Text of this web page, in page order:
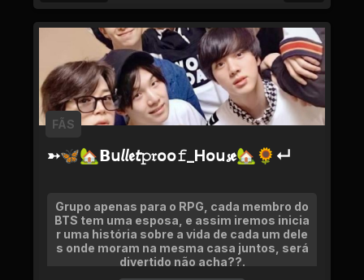
➳🦋🏡𝗕𝗎𝘭𝘭𝖊𝘵𝚙𝔯օօ𝚏_Ηօ𝗎𝓼𝖊🏡🌻↵
FÃS
Grupo apenas para o RPG, cada membro do
BTS tem uma esposa, e assim iremos inicia
r uma história sobre a vida de cada um dele
s onde moram na mesma casa juntos, será
divertido não acha??.